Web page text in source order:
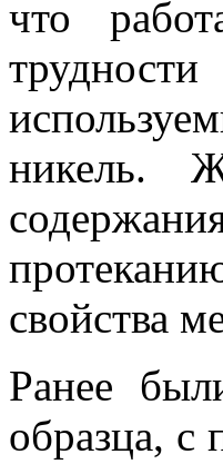
что
никель.
свойства
Ранее
образца, с